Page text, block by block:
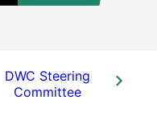
DWC Steering
Committee